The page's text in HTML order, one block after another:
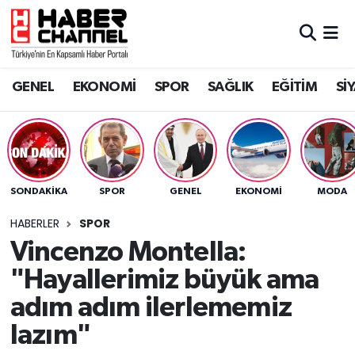
GENEL EKONOMİ SPOR SAĞLIK EĞİTİM
SONDAKIKA SPOR GENEL EKONOMİ MODA
HABERLER SPOR
Vincenzo Montella:
"Hayallerimiz büyük ama
adım adım ilerlememiz
lazım"
GENEL
SPOR
SAĞLIK
EĞİTİM
SİYASET
MAGAZİN
Nöbetçi Eczaneler
Trafik Durumu
Süper Lig Puan Durumu ve Fikstür
Tüm Manşetler
Son Dakika Haberleri
Haber Arşivi